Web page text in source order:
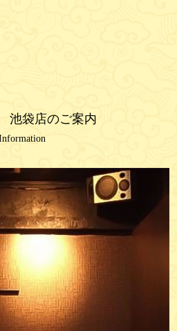
池袋店のご案内